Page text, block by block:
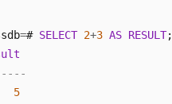
=# SELECT 2+3 AS RESULT;
5